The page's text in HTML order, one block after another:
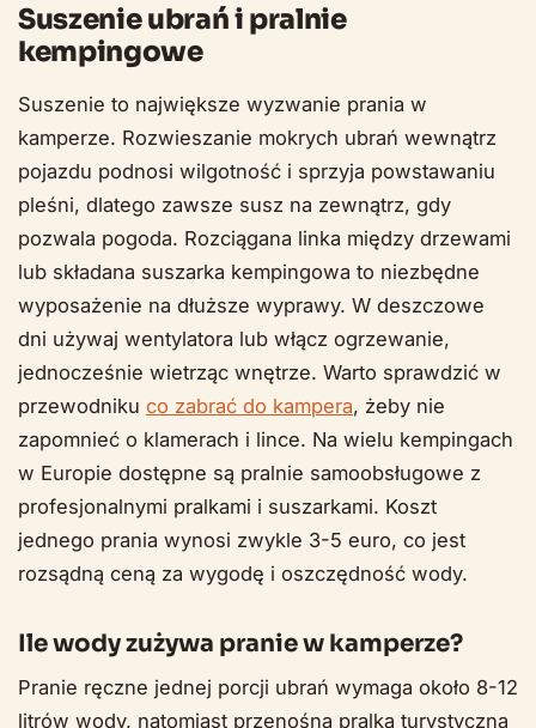
Suszenie ubrań i pralnie
kempingowe
Suszenie to największe wyzwanie prania w
kamperze. Rozwieszanie mokrych ubrań wewnątrz
pojazdu podnosi wilgotność i sprzyja powstawaniu
pleśni, dlatego zawsze susz na zewnątrz, gdy
pozwala pogoda. Rozciągana linka między drzewami
lub składana suszarka kempingowa to niezbędne
wyposażenie na dłuższe wyprawy. W deszczowe
dni używaj wentylatora lub włącz ogrzewanie,
jednocześnie wietrząc wnętrze. Warto sprawdzić w
przewodniku co zabrać do kampera, żeby nie
zapomnieć o klamerach i lince. Na wielu kempingach
w Europie dostępne są pralnie samoobsługowe z
profesjonalnymi pralkami i suszarkami. Koszt
jednego prania wynosi zwykle 3-5 euro, co jest
rozsądną ceną za wygodę i oszczędność wody.
Ile wody zużywa pranie w kamperze?
Pranie ręczne jednej porcji ubrań wymaga około 8-12
litrów wody, natomiast przenośna pralka turystyczna